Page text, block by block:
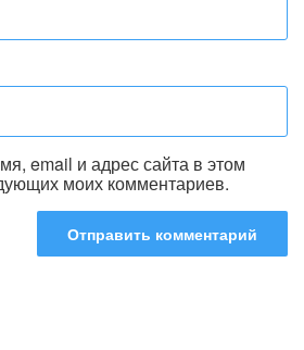
email и адрес сайта в этом
моих комментариев.